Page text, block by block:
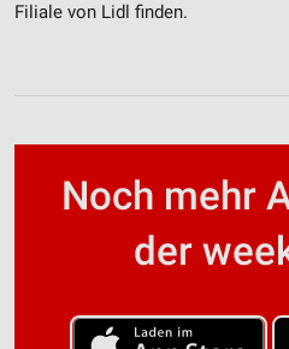
Filiale von Lidl finden.
Noch mehr
der